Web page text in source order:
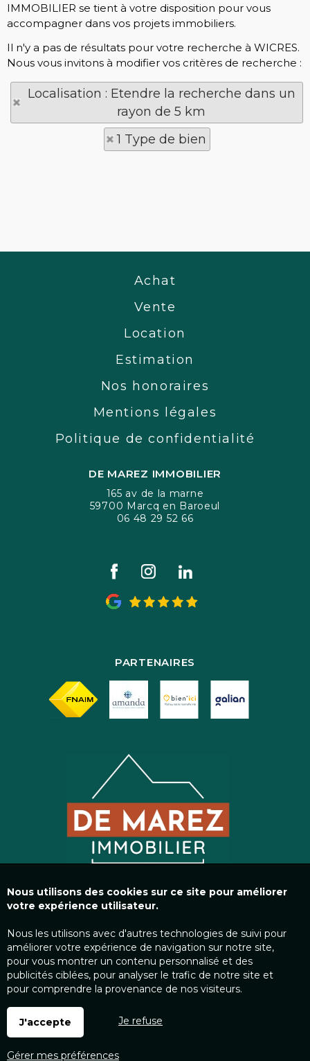
IMMOBILIER se tient à votre disposition pour vous
accompagner dans vos projets immobiliers.
Il n'y a pas de résultats pour votre recherche à WICRES.
Nous vous invitons à modifier vos critères de recherche :
Localisation : Etendre la recherche dans un
rayon de 5 km
1 Type de bien
Achat
Vente
Location
Estimation
Nos honoraires
Mentions légales
Politique de confidentialité
DE MAREZ IMMOBILIER
165 av de la marne
59700 Marcq en Baroeul
06 48 29 52 66
PARTENAIRES
Nous utilisons des cookies sur ce site pour améliorer
votre expérience utilisateur.
Nous les utilisons avec d'autres technologies de suivi pour
améliorer votre expérience de navigation sur notre site,
pour vous montrer un contenu personnalisé et des
publicités ciblées, pour analyser le trafic de notre site et
pour comprendre la provenance de nos visiteurs.
J'accepte Je refuse
Gérer mes préférences